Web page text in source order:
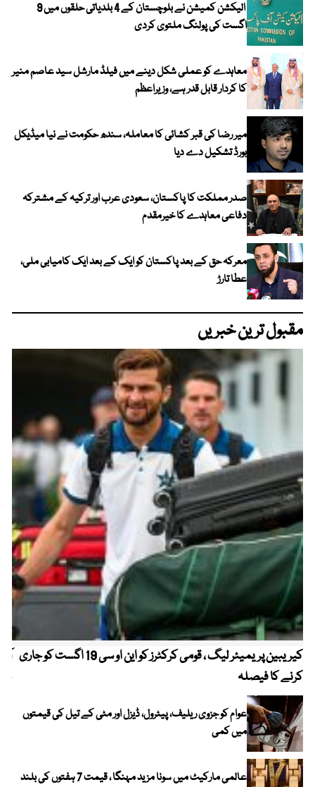
الیکشن کمیشن نے بلوچستان کے 4 بلدیاتی حلقوں میں 9
اگست کی پولنگ ملتوی کردی
معاہدے کو عملی شکل دینے میں فیلڈ مارشل سید عاصم منیر
کا کردار قابل قدر ہے، وزیراعظم
میر رضا کی قبر کشائی کا معاملہ، سندھ حکومت نے نیا میڈیکل
بورڈ تشکیل دے دیا
صدر مملکت کا پاکستان، سعودی عرب اور ترکیہ کے مشترکہ
دفاعی معاہدے کا خیرمقدم
معرکہ حق کے بعد پاکستان کو ایک کے بعد ایک کامیابی ملی،
عطا تارڑ
مقبول ترین خبریں
کیریبین پریمیئر لیگ ، قومی کرکٹرز کو این او سی 19 اگست کو جاری
کرنے کا فیصلہ
عوام کو جزوی ریلیف، پیٹرول، ڈیزل اور مٹی کے تیل کی قیمتوں
میں کمی
عالمی مارکیٹ میں سونا مزید مہنگا ، قیمت 7 ہفتوں کی بلند